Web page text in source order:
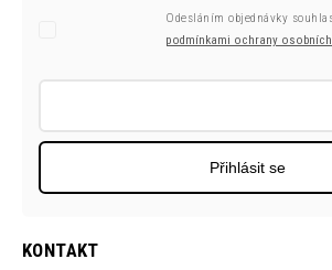
KONTAKT
Odesláním objednávky
podmínkami ochrany
Přihlásit se